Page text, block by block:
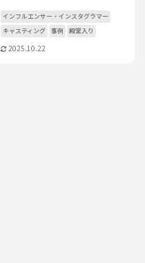
インフルエンサー・インスタグラマー
キャスティング
事例 殿堂入り
2025.10.22